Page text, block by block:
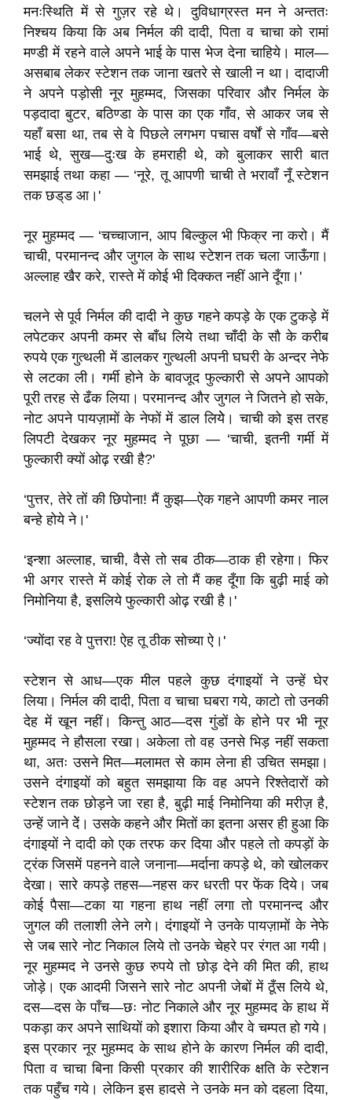
मनःस्थिति में से गुज़र रहे थे। दुविधाग्रस्त मन ने अन्ततः
निश्चय किया कि अब निर्मल की दादी, पिता व चाचा को रामां
मण्डी में रहने वाले अपने भाई के पास भेज देना चाहिये। माल—
असबाब लेकर स्टेशन तक जाना खतरे से खाली न था। दादाजी
ने अपने पड़ोसी नूर मुहम्मद, जिसका परिवार और निर्मल के
पड़दादा बुटर, बठिण्डा के पास का एक गाँव, से आकर जब से
यहाँ बसा था, तब से वे पिछले लगभग पचास वर्षों से गाँव—बसे
भाई थे, सुख—दुःख के हमराही थे, को बुलाकर सारी बात
समझाई तथा कहा — ‘नूरे, तू आपणी चाची ते भरावाँ नूँ स्टेशन
तक छड्‌ड आ।'
नूर मुहम्मद — ‘चच्चाजान, आप बिल्कुल भी फिक्र ना करो। मैं
चाची, परमानन्द और जुगल के साथ स्टेशन तक चला जाऊँगा।
अल्लाह खैर करे, रास्ते में कोई भी दिक्कत नहीं आने दूँगा।'
चलने से पूर्व निर्मल की दादी ने कुछ गहने कपड़े के एक टुकड़े में
लपेटकर अपनी कमर से बाँध लिये तथा चाँदी के सौ के करीब
रुपये एक गुत्थली में डालकर गुत्थली अपनी घघरी के अन्दर नेफे
से लटका ली। गर्मी होने के बावजूद फुल्कारी से अपने आपको
पूरी तरह से ढँक लिया। परमानन्द और जुगल ने जितने हो सके,
नोट अपने पायज़ामों के नेफों में डाल लियेे। चाची को इस तरह
लिपटी देखकर नूर मुहम्मद ने पूछा — ‘चाची, इतनी गर्मी में
फुल्कारी क्यों ओढ़ रखी है?'
‘पुत्तर, तेरे तों की छिपोना! मैं कुझ—ऐक गहने आपणी कमर नाल
बन्हे होये ने।'
‘इन्शा अल्लाह, चाची, वैसे तो सब ठीक—ठाक ही रहेगा। फिर
भी अगर रास्ते में कोई रोक ले तो मैं कह दूँगा कि बुढ़ी माई को
निमोनिया है, इसलिये फुल्कारी ओढ़ रखी है।'
‘ज्योंदा रह वे पुत्तरा! ऐह तू ठीक सोच्या ऐ।'
स्टेशन से आध—एक मील पहले कुछ दंगाइयों ने उन्हें घेर
लिया। निर्मल की दादी, पिता व चाचा घबरा गये, काटो तो उनकी
देह में खून नहीं। किन्तु आठ—दस गुंडों के होने पर भी नूर
मुहम्मद ने हौसला रखा। अकेला तो वह उनसे भिड़ नहीं सकता
था, अतः उसने मित—मलामत से काम लेना ही उचित समझा।
उसने दंगाइयों को बहुत समझाया कि वह अपने रिश्तेदारों को
स्टेशन तक छोड़ने जा रहा है, बुढ़ी माई निमोनिया की मरीज़ है,
उन्हें जाने देें। उसके कहने और मितों का इतना असर ही हुआ कि
दंगाइयों ने दादी को एक तरफ कर दिया और पहले तो कपड़ों के
ट्रंक जिसमें पहनने वाले जनाना—मर्दाना कपड़े थे, को खोलकर
देखा। सारे कपड़े तहस—नहस कर धरती पर फेंक दिये। जब
कोई पैसा—टका या गहना हाथ नहीं लगा तो परमानन्द और
जुगल की तलाशी लेने लगे। दंगाइयों ने उनके पायज़ामों के नेफे
से जब सारे नोट निकाल लिये तो उनके चेहरे पर रंगत आ गयी।
नूर मुहम्मद ने उनसे कुछ रुपये तो छोड़ देने की मित की, हाथ
जोड़े। एक आदमी जिसने सारे नोट अपनी जेबों में ठूँस लिये थे,
दस—दस के पाँच—छः नोट निकाले और नूर मुहम्मद के हाथ में
पकड़ा कर अपने साथियों को इशारा किया और वे चम्पत हो गये।
इस प्रकार नूर मुहम्मद के साथ होने के कारण निर्मल की दादी,
पिता व चाचा बिना किसी प्रकार की शारीरिक क्षति के स्टेशन
तक पहुँच गये। लेकिन इस हादसे ने उनके मन को दहला दिया,